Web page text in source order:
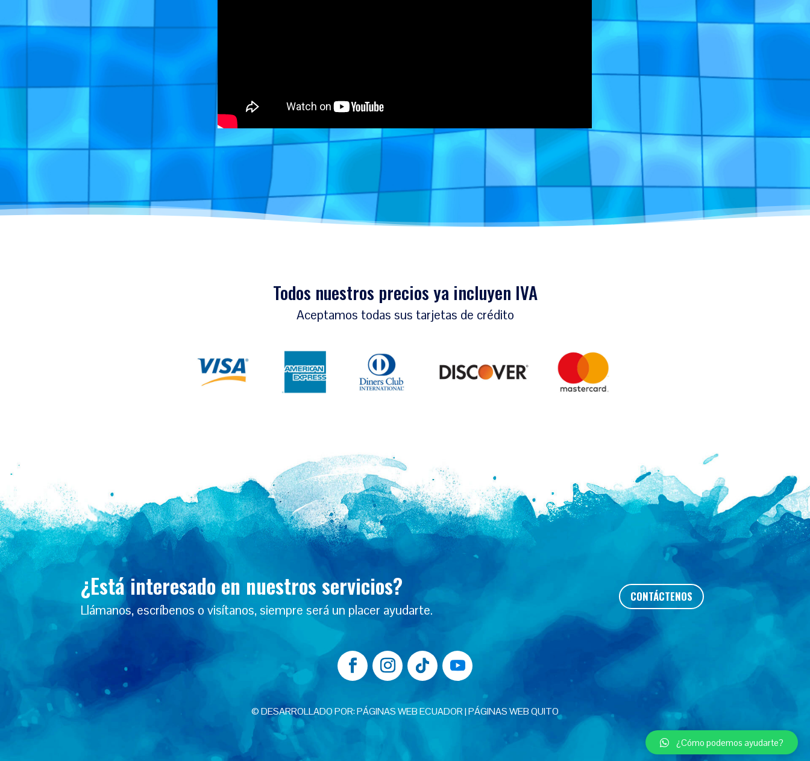
Todos nuestros precios ya incluyen IVA
Aceptamos todas sus tarjetas de crédito
¿Está interesado en nuestros servicios?
Llámanos, escríbenos o visítanos, siempre será un placer ayudarte.
CONTÁCTENOS
© DESARROLLADO POR:PÁGINAS WEB ECUADOR|PÁGINAS WEB QUITO
¿Cómo podemos ayudarte?